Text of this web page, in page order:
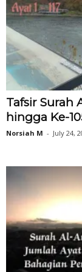
Tafsir Surah
hingga Ke-
Norsiah M - July 24,